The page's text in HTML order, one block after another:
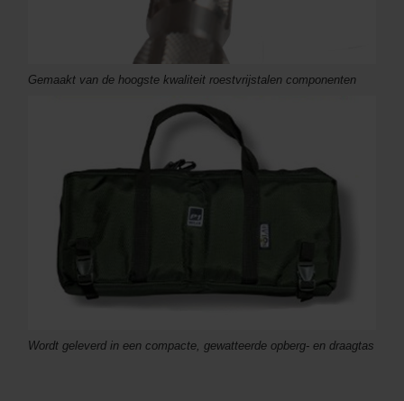
Gemaakt van de hoogste kwaliteit roestvrijstalen componenten
Wordt geleverd in een compacte, gewatteerde opberg- en draagtas